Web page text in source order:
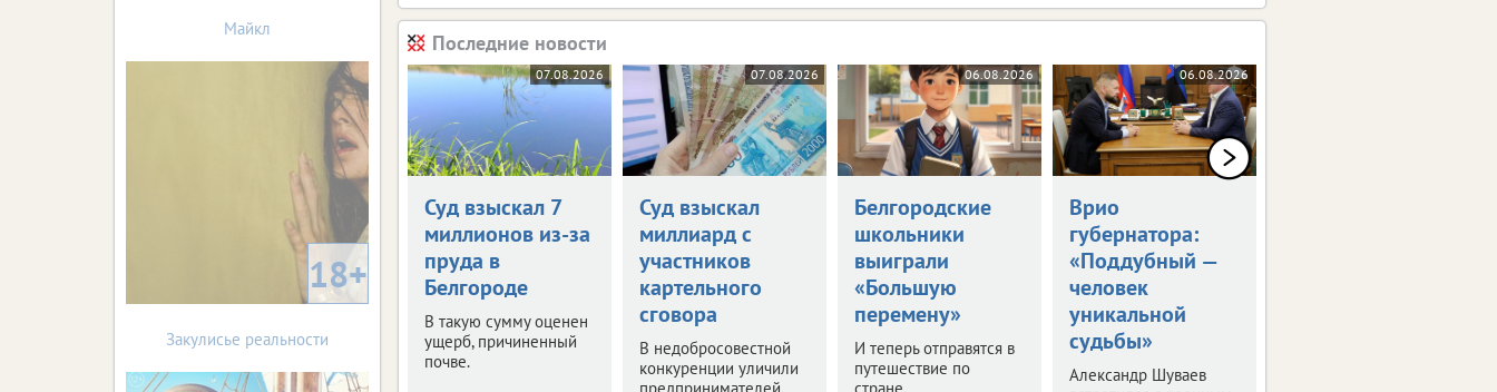
Последние новости
07.08.2026
Суд взыскал 7
миллионов из-за
пруда в
Белгороде
В такую сумму оценен
ущерб, причиненный
почве.
07.08.2026
Суд взыскал
миллиард с
участников
картельного
сговора
В недобросовестной
конкуренции уличили
06.08.2026
Белгородские
школьники
выиграли
«Большую
перемену»
И теперь отправятся в
путешествие по
06.08.2026
Врио
губернатора:
«Поддубный —
человек
уникальной
судьбы»
Александр Шуваев
Майкл
18+
Закулисье реальности